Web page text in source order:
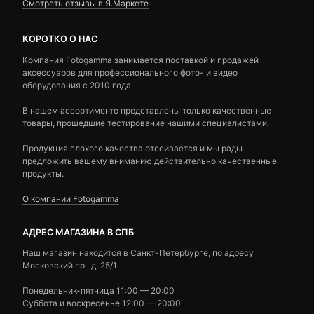
Смотреть отзывы в Я.Маркете
КОРОТКО О НАС
Компания Fotogamma занимается поставкой и продажей
аксессуаров для профессионального фото- и видео
оборудования с 2010 года.
В нашем ассортименте представлены только качественные
товары, прошедшие тестирование нашими специалистами.
Продукция плохого качества отсеивается и мы рады
предложить вашему вниманию действительно качественные
продукты.
О компании Fotogamma
АДРЕС МАГАЗИНА В СПБ
Наш магазин находится в Санкт-Петербурге, по адресу
Московский пр., д. 25/1
Понедельник-пятница 11:00 — 20:00
Суббота и воскресенье 12:00 — 20:00